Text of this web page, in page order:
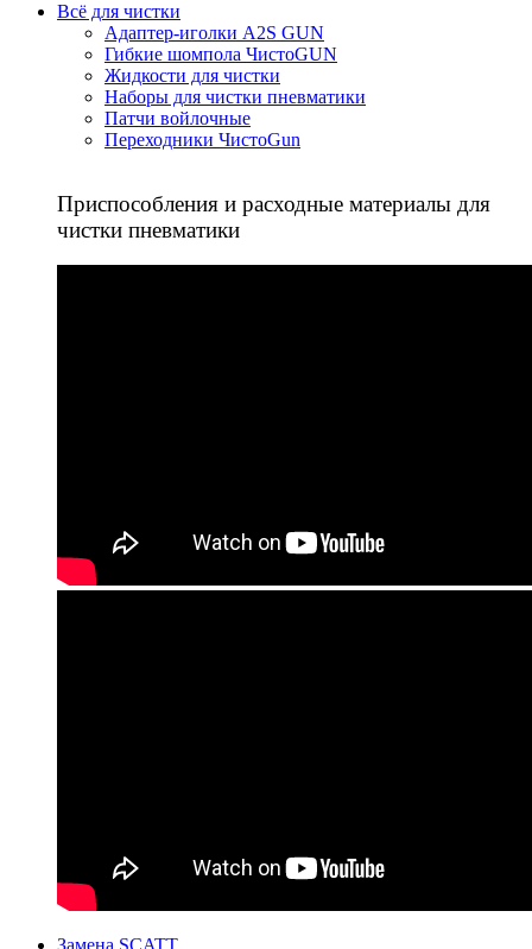
Всё для чистки
Адаптер-иголки A2S GUN
Гибкие шомпола ЧистоGUN
Жидкости для чистки
Наборы для чистки пневматики
Патчи войлочные
Переходники ЧистоGun
Приспособления и расходные материалы для
чистки пневматики
Замена SCATT